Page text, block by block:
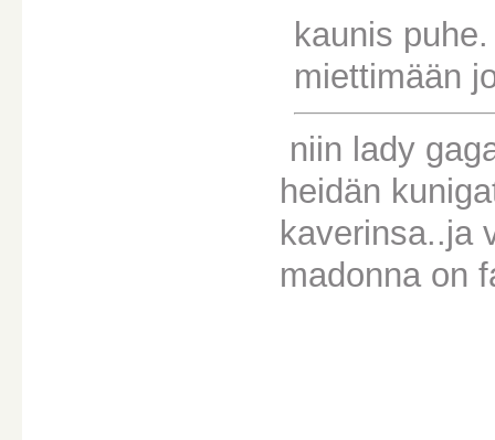
kaunis
miettimään
niin lady
heidän
kaverinsa..ja
madonna on